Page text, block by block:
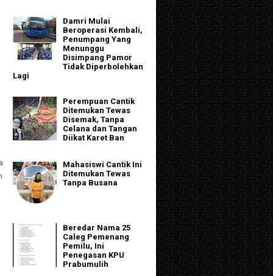
Damri Mulai
Beroperasi Kembali,
Penumpang Yang
Menunggu
Disimpang Pamor
Tidak Diperbolehkan
Lagi
Perempuan Cantik
Ditemukan Tewas
Disemak, Tanpa
Celana dan Tangan
Diikat Karet Ban
Mahasiswi Cantik Ini
Ditemukan Tewas
Tanpa Busana
Beredar Nama 25
Caleg Pemenang
Pemilu, Ini
Penegasan KPU
Prabumulih